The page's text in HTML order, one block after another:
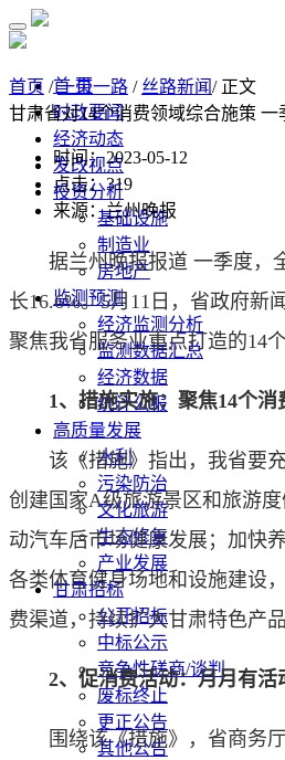
首 页
时政要闻
经济动态
发改视点
投资分析
基础设施
制造业
房地产
监测预测
经济监测分析
监测数据汇总
经济数据
统计公报
高质量发展
水利
污染防治
文化旅游
生态修复
产业发展
甘肃招标
公开招标
中标公示
竞争性磋商/谈判
废标终止
更正公告
其他公告
首页 /一带一路 / 丝路新闻/ 正文
甘肃省对14个消费领域综合施策
时间：2023-05-12
点击：319
来源：兰州晚报
据兰州晚报报道 一季度，全
长16.6%。5月11日，省政府新
聚焦我省服务业重点打造的14
1、措施实施：聚焦14个消
该《措施》指出，我省要充
创建国家A级旅游景区和旅游
动汽车后市场健康发展；加快
各类体育健身场地和设施建设
费渠道，持续扩大甘肃特色产
2、促消费活动：月月有活
围绕该《措施》，省商务厅